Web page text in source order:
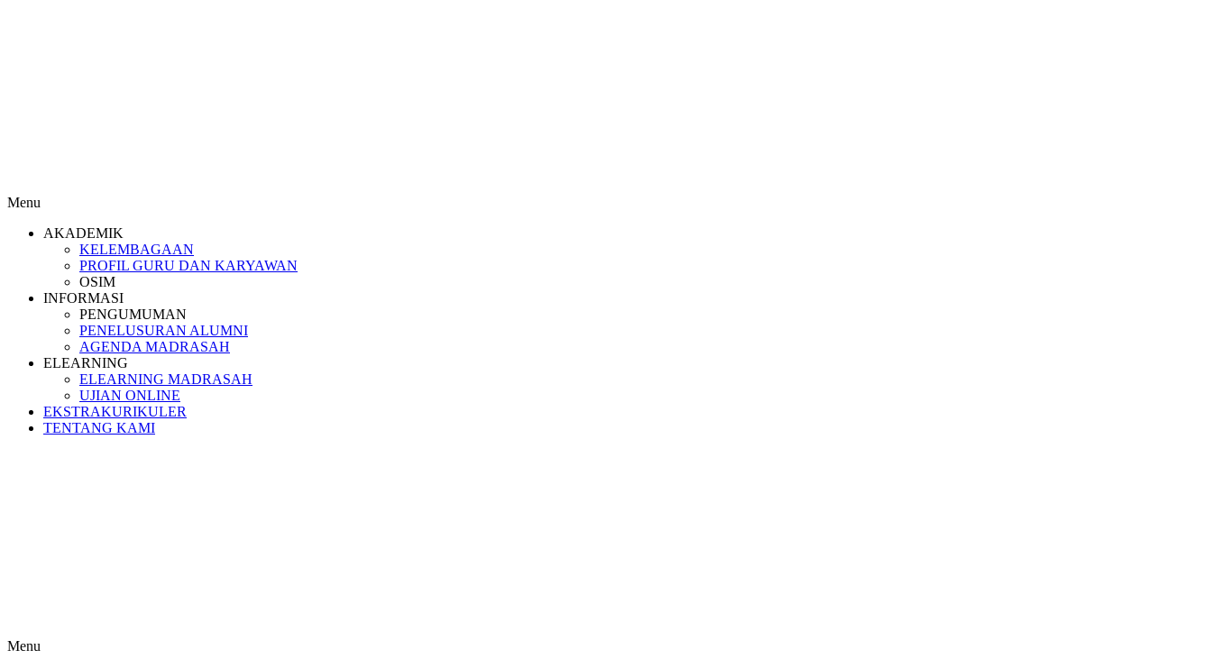
Menu
AKADEMIK
KELEMBAGAAN
PROFIL GURU DAN KARYAWAN
OSIM
INFORMASI
PENGUMUMAN
PENELUSURAN ALUMNI
AGENDA MADRASAH
ELEARNING
ELEARNING MADRASAH
UJIAN ONLINE
EKSTRAKURIKULER
TENTANG KAMI
Menu